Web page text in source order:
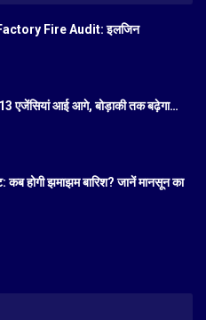
Fire Audit: इलजिन
13 एजेंसियां आई आगे, बोड़ाकी तक बढ़ेगा…
कब होगी झमाझम बारिश? जानें मानसून का